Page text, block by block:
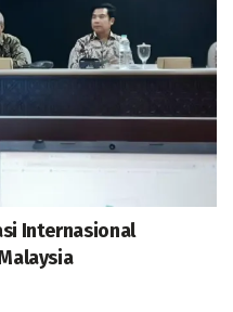
Internasional